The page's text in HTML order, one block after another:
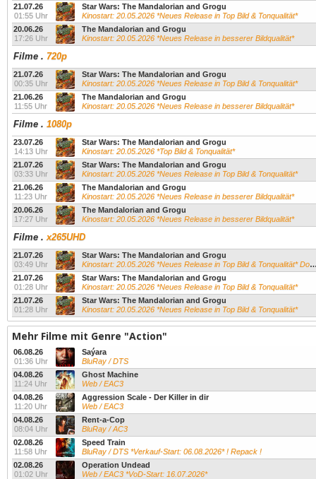
21.07.26
01:55 Uhr
Star Wars: The Mandalorian and Grogu
Kinostart: 20.05.2026 *Neues Release in Top Bild & Tonqualität*
20.06.26
17:26 Uhr
The Mandalorian and Grogu
Kinostart: 20.05.2026 *Neues Release in besserer Bildqualität*
Filme . 720p
21.07.26
00:35 Uhr
Star Wars: The Mandalorian and Grogu
Kinostart: 20.05.2026 *Neues Release in Top Bild & Tonqualität*
21.06.26
11:55 Uhr
The Mandalorian and Grogu
Kinostart: 20.05.2026 *Neues Release in besserer Bildqualität*
Filme . 1080p
23.07.26
14:13 Uhr
Star Wars: The Mandalorian and Grogu
Kinostart: 20.05.2026 *Top Bild & Tonqualität*
21.07.26
03:33 Uhr
Star Wars: The Mandalorian and Grogu
Kinostart: 20.05.2026 *Neues Release in Top Bild & Tonqualität*
21.06.26
11:23 Uhr
The Mandalorian and Grogu
Kinostart: 20.05.2026 *Neues Release in besserer Bildqualität*
20.06.26
17:27 Uhr
The Mandalorian and Grogu
Kinostart: 20.05.2026 *Neues Release in besserer Bildqualität*
Filme .x265UHD
21.07.26
03:49 Uhr
Star Wars: The Mandalorian and Grogu
Kinostart: 20.05.2026 *Neues Release in Top Bild & Tonqualität* Dolby Vision
21.07.26
01:28 Uhr
Star Wars: The Mandalorian and Grogu
Kinostart: 20.05.2026 *Neues Release in Top Bild & Tonqualität*
21.07.26
01:28 Uhr
Star Wars: The Mandalorian and Grogu
Kinostart: 20.05.2026 *Neues Release in Top Bild & Tonqualität*
Mehr Filme mit Genre "Action"
06.08.26
01:36 Uhr
Saýara
BluRay / DTS
04.08.26
11:24 Uhr
Ghost Machine
Web / EAC3
04.08.26
11:20 Uhr
Aggression Scale - Der Killer in dir
Web / EAC3
04.08.26
08:04 Uhr
Rent-a-Cop
BluRay / AC3
02.08.26
11:58 Uhr
Speed Train
BluRay / DTS *Verkauf-Start: 06.08.2026* ! Repack !
02.08.26
01:02 Uhr
Operation Undead
Web / EAC3 *VoD-Start: 16.07.2026*